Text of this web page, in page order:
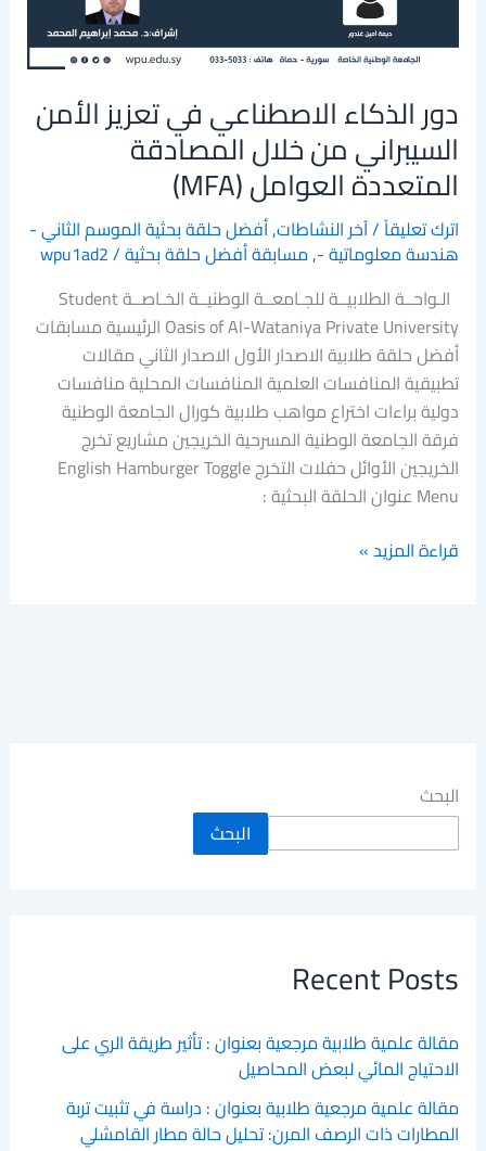
البحث
البحث
Recent Posts
مقالة علمية طلابية مرجعية بعنوان : تأثير طريقة الري على
الاحتياج المائي لبعض المحاصيل
مقالة علمية مرجعية طلابية بعنوان : دراسة في تثبيت تربة
المطارات ذات الرصف المرن: تحليل حالة مطار القامشلي
دور الذكاء الاصطناعي في تعزيز الأمن
السيبراني من خلال المصادقة
المتعددة العوامل (MFA)
اترك تعليقاً/آخر النشاطات,أفضل حلقة بحثية الموسم الثاني -
هندسة معلوماتية -,مسابقة أفضل حلقة بحثية/
wpu1ad2
الـواحــة الطلابيــة للجـامعــة الوطنيــة الخـاصــة Student
Oasis of Al-Wataniya Private University الرئيسية مسابقات
أفضل حلقة طلابية الاصدار الأول الاصدار الثاني مقالات
تطبيقية المنافسات العلمية المنافسات المحلية منافسات
دولية براءات اختراع مواهب طلابية كورال الجامعة الوطنية
فرقة الجامعة الوطنية المسرحية الخريجين مشاريع تخرج
الخريجين الأوائل حفلات التخرج English Hamburger Toggle
Menu عنوان الحلقة البحثية :
السيبراني
من
المصادقة
المتعددة
العوامل
(MFA)
قراءة المزيد »